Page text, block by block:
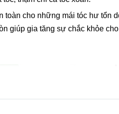
cho những mái tóc hư tổn
giúp gia tăng sự chắc khỏe